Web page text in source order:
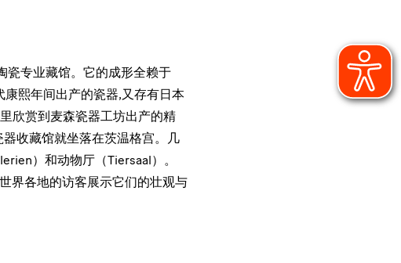
瓷专业藏馆。它的成形全赖于
康熙年间出产的瓷器,又存有日本
欣赏到麦森瓷器工坊出产的精
收藏馆就坐落在茨温格宫。几
）和动物厅（Tiersaal）。
界各地的访客展示它们的壮观与